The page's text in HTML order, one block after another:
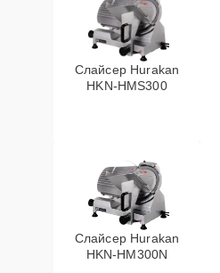
Слайсер Hurakan
HKN-HMS300
Слайсер Hurakan
HKN-HM300N